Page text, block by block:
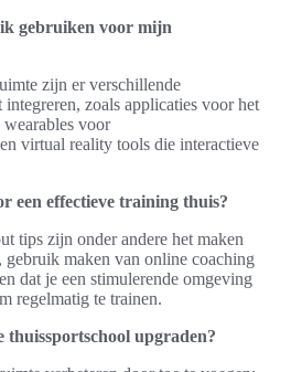
gebruiken voor mijn
zijn er verschillende
zoals applicaties voor het
voor
virtual reality tools die interactieve
een effectieve training thuis?
tips zijn onder andere het maken
gebruik maken van online coaching
dat je een stimulerende omgeving
regelmatig te trainen.
upgraden?